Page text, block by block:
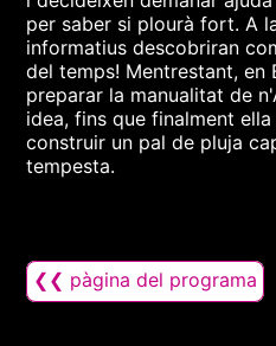
per saber si plourà fort. A
informatius descobriran
del temps! Mentrestant,
preparar la manualitat de
idea, fins que finalment
construir un pal de pluja
tempesta.
❮❮ pàgina del programa